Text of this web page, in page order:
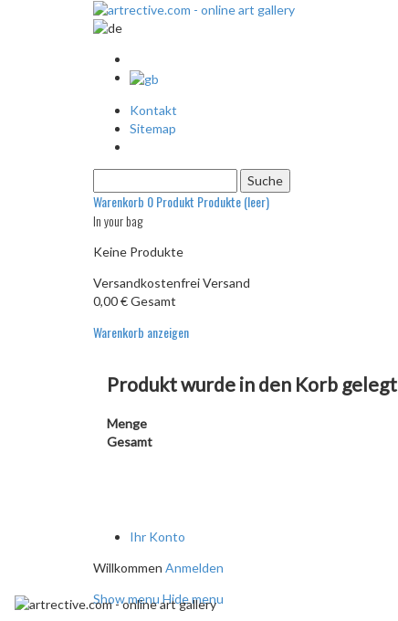
Kontakt
Sitemap
Warenkorb 0Produkt Produkte(leer)
In your bag
Keine Produkte
VersandkostenfreiVersand
0,00 €Gesamt
Warenkorb anzeigen
Produkt wurde in den Korb gelegt
Menge
Gesamt
Ihr Konto
Willkommen Anmelden
Show menu Hide menu